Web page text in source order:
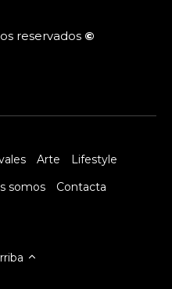
reservados ©
Arte
Lifestyle
somos Contacta